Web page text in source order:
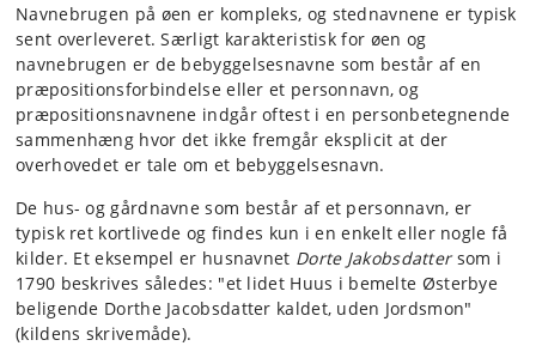
Navnebrugen på øen er kompleks, og stednavnene er typisk
sent overleveret. Særligt karakteristisk for øen og
navnebrugen er de bebyggelsesnavne som består af en
præpositionsforbindelse eller et personnavn, og
præpositionsnavnene indgår oftest i en personbetegnende
sammenhæng hvor det ikke fremgår eksplicit at der
overhovedet er tale om et bebyggelsesnavn.
De hus- og gårdnavne som består af et personnavn, er
typisk ret kortlivede og findes kun i en enkelt eller nogle få
kilder. Et eksempel er husnavnet Dorte Jakobsdattersom i
1790 beskrives således: "et lidet Huus i bemelte Østerbye
beligende Dorthe Jacobsdatter kaldet, uden Jordsmon"
(kildens skrivemåde).